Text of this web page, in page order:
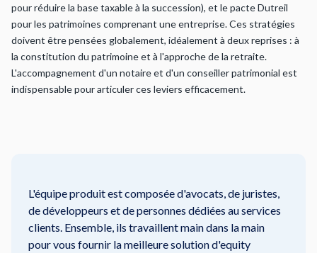
pour réduire la base taxable à la succession), et le pacte Dutreil
pour les patrimoines comprenant une entreprise. Ces stratégies
doivent être pensées globalement, idéalement à deux reprises : à
la constitution du patrimoine et à l'approche de la retraite.
L'accompagnement d'un notaire et d'un conseiller patrimonial est
indispensable pour articuler ces leviers efficacement.
L'équipe produit est composée d'avocats, de juristes,
de développeurs et de personnes dédiées au services
clients. Ensemble, ils travaillent main dans la main
pour vous fournir la meilleure solution d'equity